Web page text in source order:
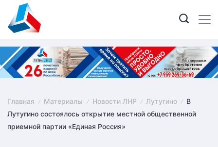
content
Главная Материалы Новости ЛНР Лутугино
В
Лутугино состоялось открытие местной общественной
приемной партии «Единая Россия»